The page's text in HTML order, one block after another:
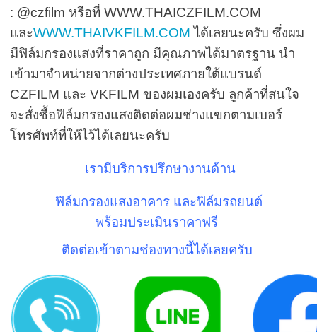
: @czfilm หรือที่WWW.THAICZFILM.COM
และWWW.THAIVKFILM.COM ได้เลยนะครับ ซึ่งผม
มีฟิล์มกรองแสงที่ราคาถูก มีคุณภาพได้มาตรฐาน นำ
เข้ามาจำหน่ายจากต่างประเทศภายใต้แบรนด์
CZFILM และVKFILM ของผมเองครับ ลูกค้าที่สนใจ
จะสั่งซื้อฟิล์มกรองแสงติดต่อผมช่างแขกตามเบอร์
โทรศัพท์ที่ให้ไว้ได้เลยนะครับ
เรามีบริการปรึกษางานด้าน
ฟิล์มกรองแสงอาคาร และฟิล์มรถยนต์
พร้อมประเมินราคาฟรี
ติดต่อเข้าตามช่องทางนี้ได้เลยครับ